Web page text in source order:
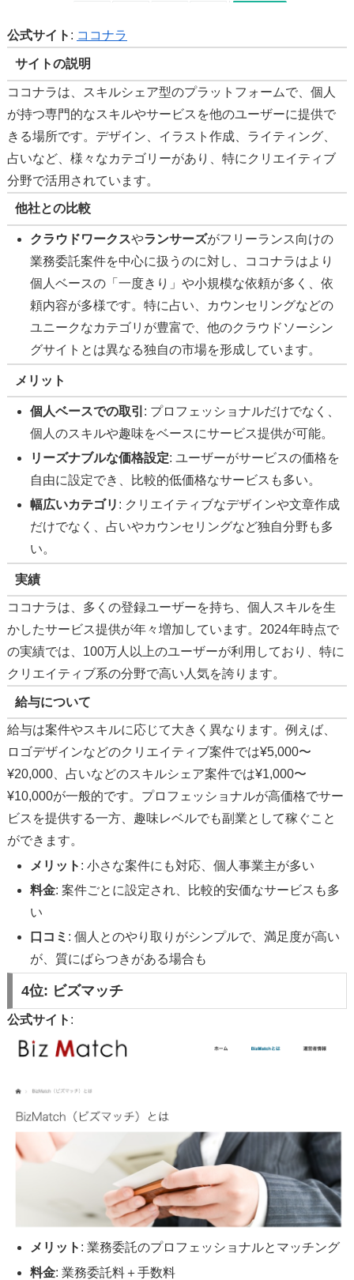
公式サイト : ココナラ
サイトの説明
ココナラは、スキルシェア型のプラットフォームで、個人
が持つ専門的なスキルやサービスを他のユーザーに提供で
きる場所です。デザイン、イラスト作成、ライティング、
占いなど、様々なカテゴリーがあり、特にクリエイティブ
分野で活用されています。
他社との比較
クラウドワークスやランサーズがフリーランス向けの
業務委託案件を中心に扱うのに対し、ココナラはより
個人ベースの「一度きり」や小規模な依頼が多く、依
頼内容が多様です。特に占い、カウンセリングなどの
ユニークなカテゴリが豊富で、他のクラウドソーシン
グサイトとは異なる独自の市場を形成しています。
メリット
個人ベースでの取引 : プロフェッショナルだけでなく、
個人のスキルや趣味をベースにサービス提供が可能。
リーズナブルな価格設定: ユーザーがサービスの価格を
自由に設定でき、比較的低価格なサービスも多い。
幅広いカテゴリ : クリエイティブなデザインや文章作成
だけでなく、占いやカウンセリングなど独自分野も多
い。
実績
ココナラは、多くの登録ユーザーを持ち、個人スキルを生
かしたサービス提供が年々増加しています。2024年時点で
の実績では、100万人以上のユーザーが利用しており、特に
クリエイティブ系の分野で高い人気を誇ります。
給与について
給与は案件やスキルに応じて大きく異なります。例えば、
ロゴデザインなどのクリエイティブ案件では¥5,000〜
¥20,000、占いなどのスキルシェア案件では¥1,000〜
¥10,000が一般的です。プロフェッショナルが高価格でサー
ビスを提供する一方、趣味レベルでも副業として稼ぐこと
ができます。
メリット : 小さな案件にも対応、個人事業主が多い
料金: 案件ごとに設定され、比較的安価なサービスも多
い
口コミ : 個人とのやり取りがシンプルで、満足度が高い
が、質にばらつきがある場合も
4位: ビズマッチ
公式サイト :
メリット : 業務委託のプロフェッショナルとマッチング
料金: 業務委託料＋手数料